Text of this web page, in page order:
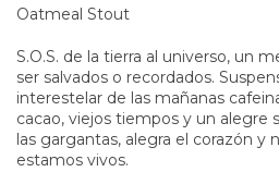
Oatmeal Stout
S.O.S. de la tierra al universo, un
ser salvados o recordados.
interestelar de las mañanas
cacao, viejos tiempos y un alegre
las gargantas, alegra el corazón y
estamos vivos.